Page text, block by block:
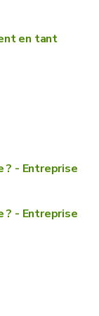
en tant
? - Entreprise
? - Entreprise